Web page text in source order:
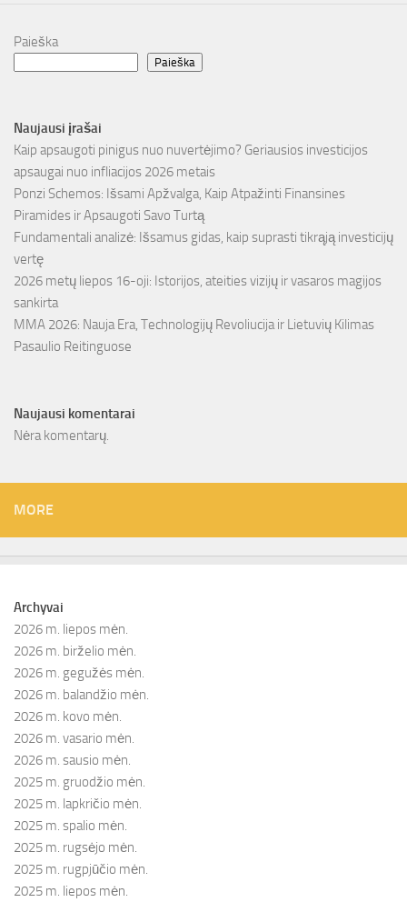
Paieška
Paieška
Naujausi įrašai
Kaip apsaugoti pinigus nuo nuvertėjimo? Geriausios investicijos
apsaugai nuo infliacijos 2026 metais
Ponzi Schemos: Išsami Apžvalga, Kaip Atpažinti Finansines
Piramides ir Apsaugoti Savo Turtą
Fundamentali analizė: Išsamus gidas, kaip suprasti tikrąją investicijų
vertę
2026 metų liepos 16-oji: Istorijos, ateities vizijų ir vasaros magijos
sankirta
MMA 2026: Nauja Era, Technologijų Revoliucija ir Lietuvių Kilimas
Pasaulio Reitinguose
Naujausi komentarai
Nėra komentarų.
MORE
Archyvai
2026 m. liepos mėn.
2026 m. birželio mėn.
2026 m. gegužės mėn.
2026 m. balandžio mėn.
2026 m. kovo mėn.
2026 m. vasario mėn.
2026 m. sausio mėn.
2025 m. gruodžio mėn.
2025 m. lapkričio mėn.
2025 m. spalio mėn.
2025 m. rugsėjo mėn.
2025 m. rugpjūčio mėn.
2025 m. liepos mėn.